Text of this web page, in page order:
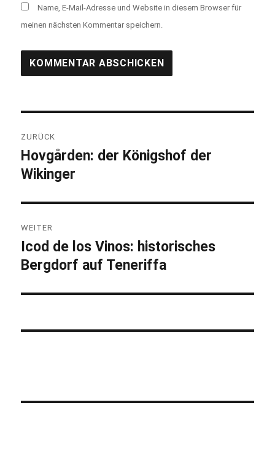
Name, E-Mail-Adresse und Website in diesem Browser für
meinen nächsten Kommentar speichern.
ZURÜCK
Vorheriger
Beitrag:
Hovgården: der Königshof der
Wikinger
WEITER
Nächster
Beitrag:
Icod de los Vinos: historisches
Bergdorf auf Teneriffa